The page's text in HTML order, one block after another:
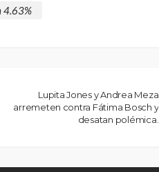
4.63%
Lupita Jones y Andrea Meza
arremeten contra Fátima Bosch y
desatan polémica.